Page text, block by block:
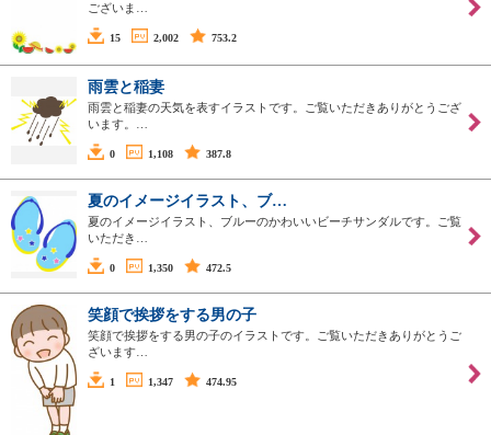
ございま…
15 2,002 753.2
雨雲と稲妻
雨雲と稲妻の天気を表すイラストです。ご覧いただきありがとうござ
います。…
0 1,108 387.8
夏のイメージイラスト、ブ…
夏のイメージイラスト、ブルーのかわいいビーチサンダルです。ご覧
いただき…
0 1,350 472.5
笑顔で挨拶をする男の子
笑顔で挨拶をする男の子のイラストです。ご覧いただきありがとうご
ざいます…
1 1,347 474.95